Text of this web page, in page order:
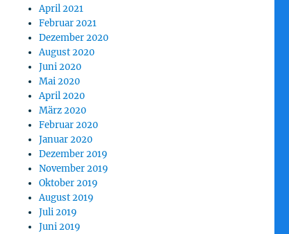
April 2021
Februar 2021
Dezember 2020
August 2020
Juni 2020
Mai 2020
April 2020
März 2020
Februar 2020
Januar 2020
Dezember 2019
November 2019
Oktober 2019
August 2019
Juli 2019
Juni 2019